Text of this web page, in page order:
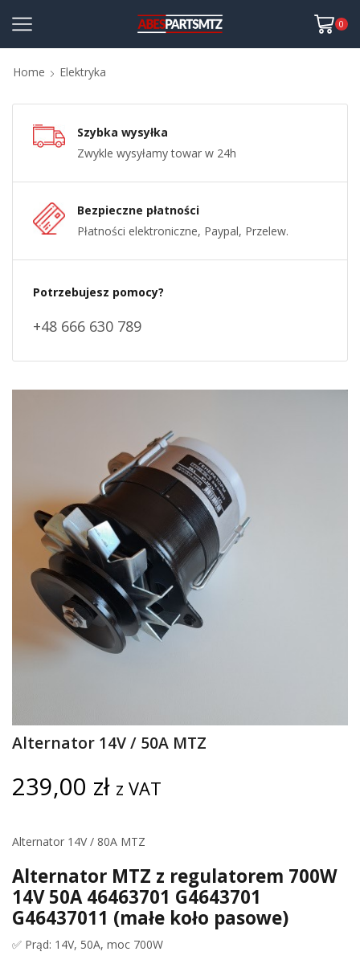
0
Home Elektryka
Szybka wysyłka
Zwykle wysyłamy towar w 24h
Bezpieczne płatności
Płatności elektroniczne, Paypal, Przelew.
Potrzebujesz pomocy?
+48 666 630 789
Alternator 14V / 50A MTZ
239,00 zł z VAT
Alternator 14V / 80A MTZ
Alternator MTZ z regulatorem 700W
14V 50A 46463701 G4643701
G46437011 (małe koło pasowe)
✅ Prąd: 14V, 50A, moc 700W